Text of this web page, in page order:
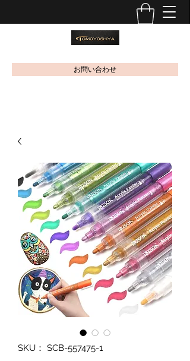
お問い合わせ
SKU： SCB-557475-1